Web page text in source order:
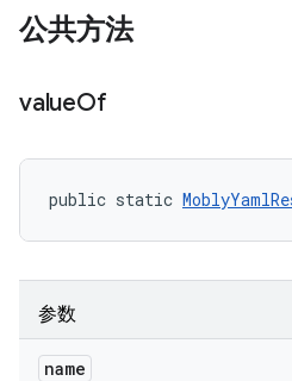
公共方法
valueOf
public static
参数
name